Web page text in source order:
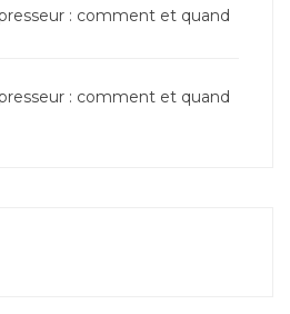
: comment et quand
: comment et quand